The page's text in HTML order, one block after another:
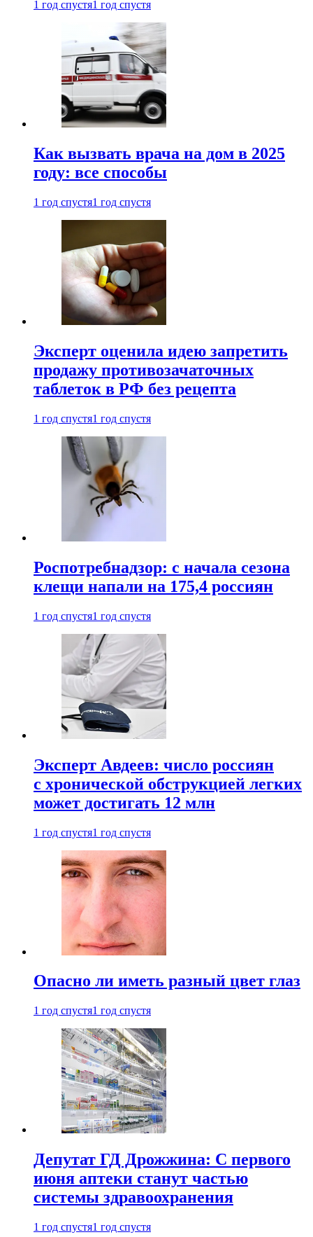
1 год спустя1 год спустя
Как вызвать врача на дом в 2025
году: все способы
1 год спустя1 год спустя
Эксперт оценила идею запретить
продажу противозачаточных
таблеток в РФ без рецепта
1 год спустя1 год спустя
Роспотребнадзор: с начала сезона
клещи напали на 175,4 россиян
1 год спустя1 год спустя
Эксперт Авдеев: число россиян
с хронической обструкцией легких
может достигать 12 млн
1 год спустя1 год спустя
Опасно ли иметь разный цвет глаз
1 год спустя1 год спустя
Депутат ГД Дрожжина: С первого
июня аптеки станут частью
системы здравоохранения
1 год спустя1 год спустя